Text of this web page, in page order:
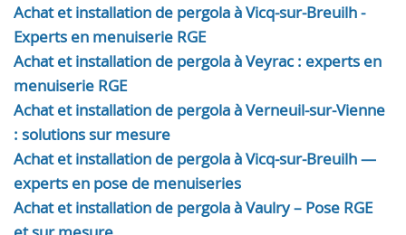
Achat et installation de pergola à Vicq-sur-Breuilh -
Experts en menuiserie RGE
Achat et installation de pergola à Veyrac : experts en
menuiserie RGE
Achat et installation de pergola à Verneuil-sur-Vienne
: solutions sur mesure
Achat et installation de pergola à Vicq-sur-Breuilh —
experts en pose de menuiseries
Achat et installation de pergola à Vaulry – Pose RGE